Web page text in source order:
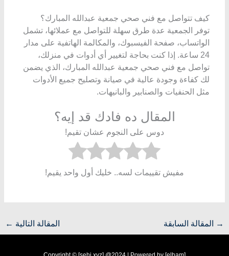
كيف تتواصل مع فني صحي جمعية عبدالله المبارك؟
توفر الجمعية عدة طرق سهلة للتواصل مع عملائها، تشمل
الواتساب، صفحة الفيسبوك، والمكالمة الهاتفية على مدار
24 ساعة. إذا كنت بحاجة لتغيير أي أدوات في منزلك،
تواصل مع فني صحي جمعية عبدالله المبارك، الذي يضمن
لك كفاءة وجودة عالية في صيانة وتصليح جميع الأدوات
مثل الحنفيات والصنابير والبانيهات.
المقال ده فادك قد إيه؟
دوس على النجوم عشان تقيم!
مفيش تقييمات لسه.. خليك أول واحد يقيم!
→ المقالة السابقة المقالة التالية ←